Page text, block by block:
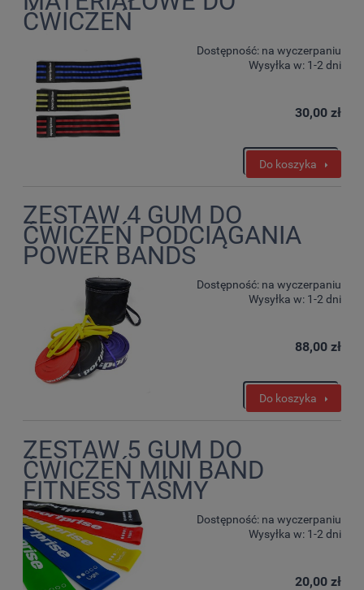
ĆWICZEŃ
Dostępność: na wyczerpaniu
Wysyłka w: 1-2 dni
30,00 zł
Do koszyka
ZESTAW 4 GUM DO
ĆWICZEŃ PODCIĄGANIA
POWER BANDS
Dostępność: na wyczerpaniu
Wysyłka w: 1-2 dni
88,00 zł
Do koszyka
ZESTAW 5 GUM DO
ĆWICZEŃ MINI BAND
FITNESS TAŚMY
Dostępność: na wyczerpaniu
Wysyłka w: 1-2 dni
20,00 zł